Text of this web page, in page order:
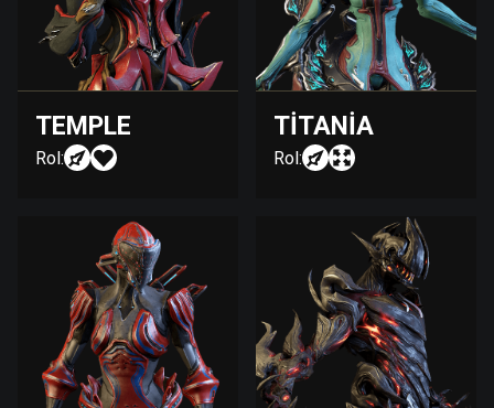
TEMPLE
Rol:
TITANIA
Rol: